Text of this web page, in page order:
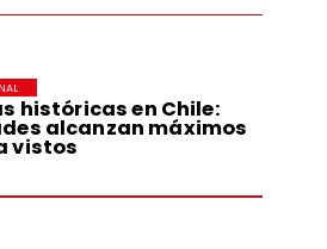
históricas en Chile:
alcanzan máximos
vistos